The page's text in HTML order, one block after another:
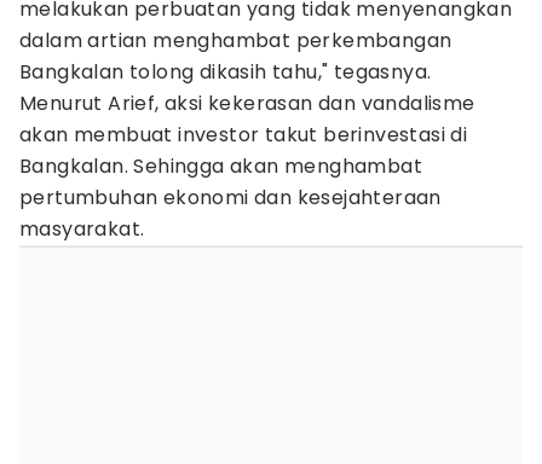
melakukan perbuatan yang tidak menyenangkan
dalam artian menghambat perkembangan
Bangkalan tolong dikasih tahu," tegasnya.
Menurut Arief, aksi kekerasan dan vandalisme
akan membuat investor takut berinvestasi di
Bangkalan. Sehingga akan menghambat
pertumbuhan ekonomi dan kesejahteraan
masyarakat.